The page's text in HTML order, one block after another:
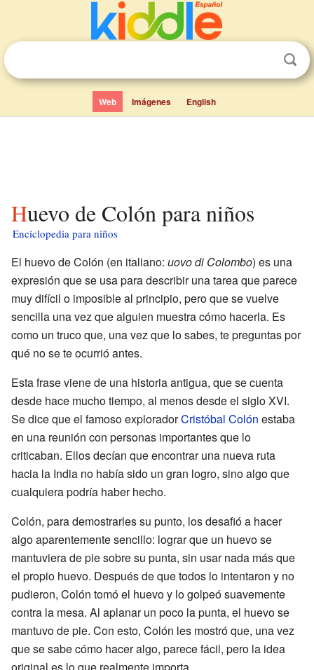
Web Imágenes English
Huevo de Colón para niños
Enciclopedia para niños
El huevo de Colón (en italiano: uovo di Colombo) es una
expresión que se usa para describir una tarea que parece
muy difícil o imposible al principio, pero que se vuelve
sencilla una vez que alguien muestra cómo hacerla. Es
como un truco que, una vez que lo sabes, te preguntas por
qué no se te ocurrió antes.
Esta frase viene de una historia antigua, que se cuenta
desde hace mucho tiempo, al menos desde el siglo XVI.
Se dice que el famoso exploradorCristóbal Colón estaba
en una reunión con personas importantes que lo
criticaban. Ellos decían que encontrar una nueva ruta
hacia la India no había sido un gran logro, sino algo que
cualquiera podría haber hecho.
Colón, para demostrarles su punto, los desafió a hacer
algo aparentemente sencillo: lograr que un huevo se
mantuviera de pie sobre su punta, sin usar nada más que
el propio huevo. Después de que todos lo intentaron y no
pudieron, Colón tomó el huevo y lo golpeó suavemente
contra la mesa. Al aplanar un poco la punta, el huevo se
mantuvo de pie. Con esto, Colón les mostró que, una vez
que se sabe cómo hacer algo, parece fácil, pero la idea